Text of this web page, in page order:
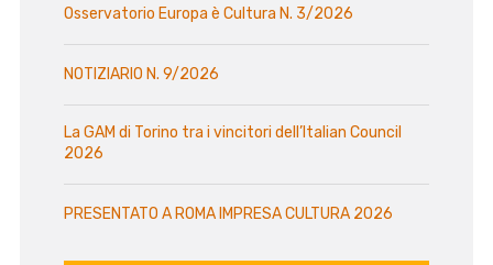
Osservatorio Europa è Cultura N. 3/2026
NOTIZIARIO N. 9/2026
La GAM di Torino tra i vincitori dell’Italian Council
2026
PRESENTATO A ROMA IMPRESA CULTURA 2026